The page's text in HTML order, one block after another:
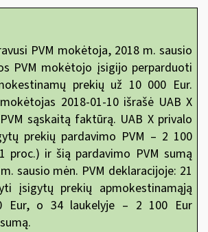
PVM mokėtoja, 2018 m. sausio
PVM mokėtojo įsigijo perparduoti
prekių už 10 000 Eur.
2018-01-10 išrašė UAB X
sąskaitą faktūrą. UAB X privalo
prekių pardavimo PVM – 2 100
proc.) ir šią pardavimo PVM sumą
sausio mėn. PVM deklaracijoje: 21
įsigytų prekių apmokestinamąją
Eur, o 34 laukelyje – 2 100 Eur